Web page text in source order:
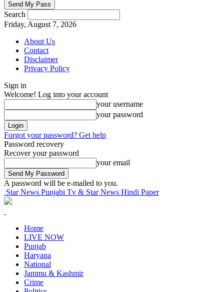
Search
Friday, August 7, 2026
About Us
Contact
Disclaimer
Privacy Policy
Sign in
Welcome! Log into your account
your username
your password
Forgot your password? Get help
Password recovery
Recover your password
your email
A password will be e-mailed to you.
Star News Punjabi Tv & Star News Hindi Paper
Home
LIVE NOW
Punjab
Haryana
National
Jammu & Kashmir
Crime